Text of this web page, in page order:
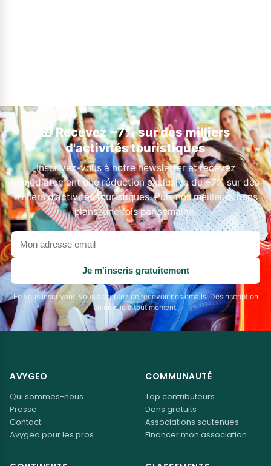
🎁 Recevez −7% sur des milliers
d'activités touristiques
Inscrivez-vous à notre newsletter et recevez
immédiatement une réduction exclusive de −7% sur des
milliers d'activités touristiques. Puis nos meilleurs bons
plans, une fois par semaine.
Votre
adresse
email
Je m'inscris gratuitement
En vous inscrivant, vous acceptez de recevoir nos emails. Désinscription
en un clic à tout moment.
AVYGEO
Qui sommes-nous
Presse
Contact
Avygeo pour les pros
COMMUNAUTÉ
Top contributeurs
Dons gratuits
Associations soutenues
Financer mon association